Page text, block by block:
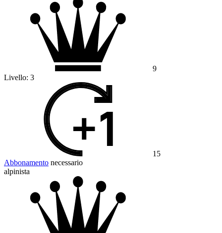
9
Livello: 3
15
Abbonamento necessario
alpinista